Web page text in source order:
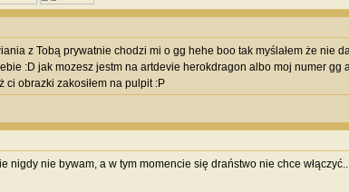
z Tobą prywatnie chodzi mi o gg hehe boo tak myślałem że nie
:D jak mozesz jestm na artdevie herokdragon albo moj numer gg
obrazki zakosiłem na pulpit :P
nigdy nie bywam, a w tym momencie się draństwo nie chce